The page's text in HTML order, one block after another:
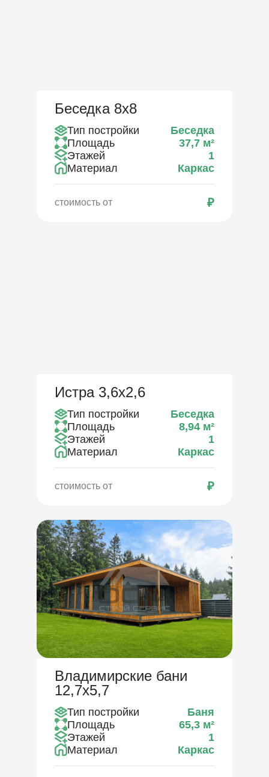
Беседка 8х8
Тип постройки
Беседка
Площадь
37,7 м²
Этажей
1
Материал
Каркас
стоимость от ₽
Истра 3,6х2,6
Тип постройки
Беседка
Площадь
8,94 м²
Этажей
1
Материал
Каркас
стоимость от ₽
Владимирские бани
12,7х5,7
Тип постройки
Баня
Площадь
65,3 м²
Этажей
1
Материал
Каркас